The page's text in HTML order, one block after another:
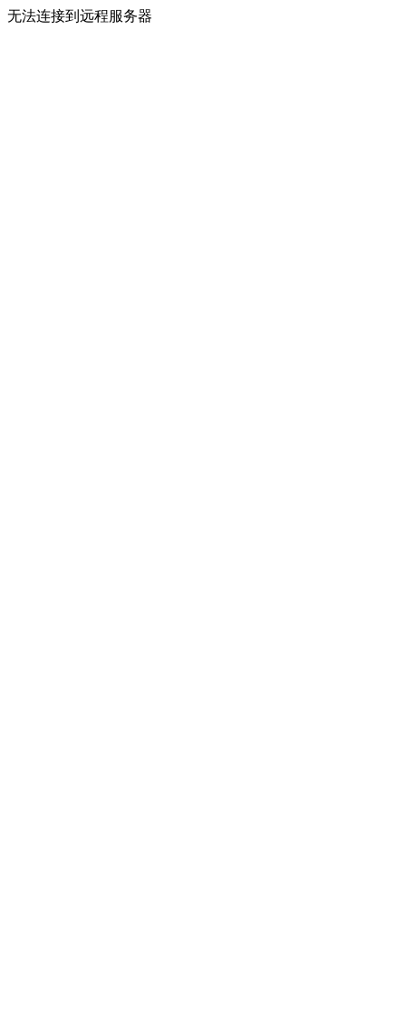
无法连接到远程服务器